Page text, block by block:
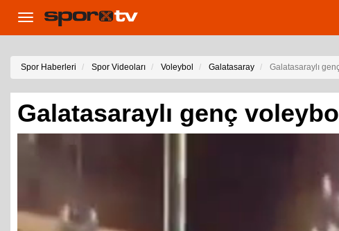
Toggle
navigation
Spor Haberleri Spor Videoları Voleybol Galatasaray Galatasaraylı
Galatasaraylı genç